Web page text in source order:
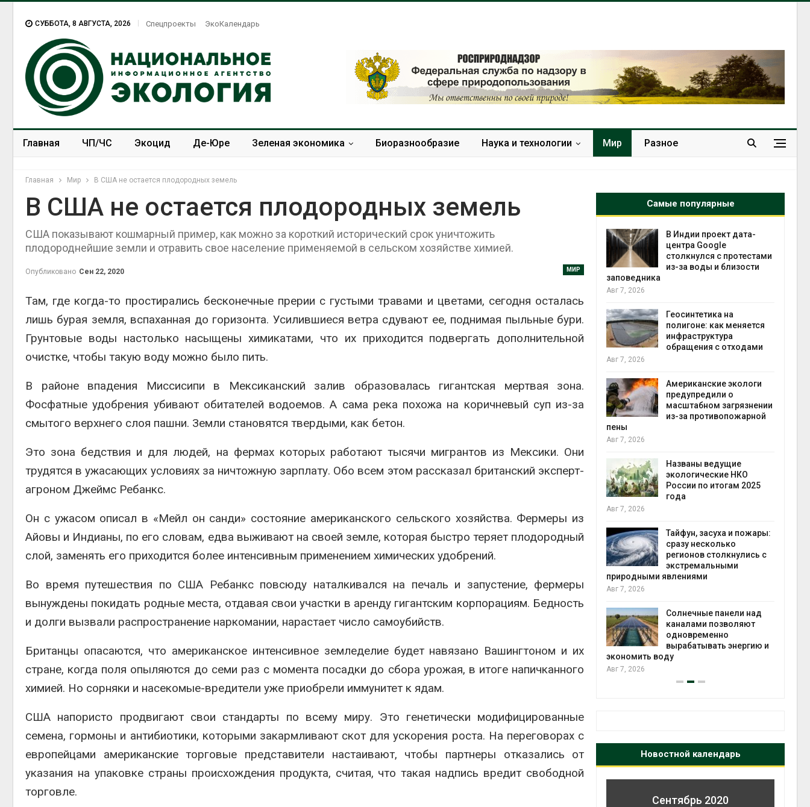
СУББОТА, 8 АВГУСТА, 2026 Спецпроекты ЭкоКалендарь
Главная ЧП/ЧС Экоцид Де-Юре Зеленая экономика Биоразнообразие Наука и технологии Мир Разное
Главная Мир В США не остается плодородных земель
В США не остается плодородных земель
США показывают кошмарный пример, как можно за короткий исторический срок уничтожить
плодороднейшие земли и отравить свое население применяемой в сельском хозяйстве химией.
МИР
Опубликовано Сен 22, 2020
Там, где когда-то простирались бесконечные прерии с густыми травами и цветами, сегодня осталась
лишь бурая земля, вспаханная до горизонта. Усилившиеся ветра сдувают ее, поднимая пыльные бури.
Грунтовые воды настолько насыщены химикатами, что их приходится подвергать дополнительной
очистке, чтобы такую воду можно было пить.
В районе впадения Миссисипи в Мексиканский залив образовалась гигантская мертвая зона.
Фосфатные удобрения убивают обитателей водоемов. А сама река похожа на коричневый суп из-за
смытого верхнего слоя пашни. Земли становятся твердыми, как бетон.
Это зона бедствия и для людей, на фермах которых работают тысячи мигрантов из Мексики. Они
трудятся в ужасающих условиях за ничтожную зарплату. Обо всем этом рассказал британский эксперт-
агроном Джеймс Ребанкс.
Он с ужасом описал в «Мейл он санди» состояние американского сельского хозяйства. Фермеры из
Айовы и Индианы, по его словам, едва выживают на своей земле, которая быстро теряет плодородный
слой, заменять его приходится более интенсивным применением химических удобрений.
Во время путешествия по США Ребанкс повсюду наталкивался на печаль и запустение, фермеры
вынуждены покидать родные места, отдавая свои участки в аренду гигантским корпорациям. Бедность
и долги вызвали распространение наркомании, нарастает число самоубийств.
Британцы опасаются, что американское интенсивное земледелие будет навязано Вашингтоном и их
стране, когда поля опыляются до семи раз с момента посадки до сбора урожая, в итоге напичканного
химией. Но сорняки и насекомые-вредители уже приобрели иммунитет к ядам.
США напористо продвигают свои стандарты по всему миру. Это генетически модифицированные
семена, гормоны и антибиотики, которыми закармливают скот для ускорения роста. На переговорах с
европейцами американские торговые представители настаивают, чтобы партнеры отказались от
указания на упаковке страны происхождения продукта, считая, что такая надпись вредит свободной
торговле.
Самые популярные
Дождевая вода с крыш
может помочь городам
потребовало ускорить
объектов и уборку
контейнерных площадок
ограничивает загрузку
судов из-за дефицита
пресной воды
Шэньси из-за паводков
эвакуировали более 140
тыс. человек
установили
экообменники для сбора
вторсырья
Авг 6, 2026
Учёные предложили
получать питьевую воду
из воздуха с помощью
Авг 6, 2026
Южная Корея ускорит
развитие солнечной
спроса со стороны ИИ
Приток воды в
водохранилища Волги и
Камы в августе может
превысить норму почти в
полтора раза
Евросоюз потребовал
увеличить вложения в
защиту природы на фоне
Дом из старых шин
кондиционера и почти
Камчатские северные
олени набирают вес
перед осенней миграцией
Авг 7, 2026
Ozon запустит сбор
помощи для приютов
Нижнего Новгорода
В Индии проект дата-
центра Google
столкнулся с протестами
из-за воды и близости
заповедника
Авг 7, 2026
Геосинтетика на
полигоне: как меняется
инфраструктура
обращения с отходами
Авг 7, 2026
Американские экологи
предупредили о
масштабном загрязнении
из-за противопожарной
пены
Авг 7, 2026
Названы ведущие
экологические НКО
России по итогам 2025
года
Авг 7, 2026
Тайфун, засуха и пожары:
сразу несколько
регионов столкнулись с
экстремальными
природными явлениями
Авг 7, 2026
Солнечные панели над
каналами позволяют
одновременно
вырабатывать энергию и
экономить воду
Авг 7, 2026
Новостной календарь
Сентябрь 2020